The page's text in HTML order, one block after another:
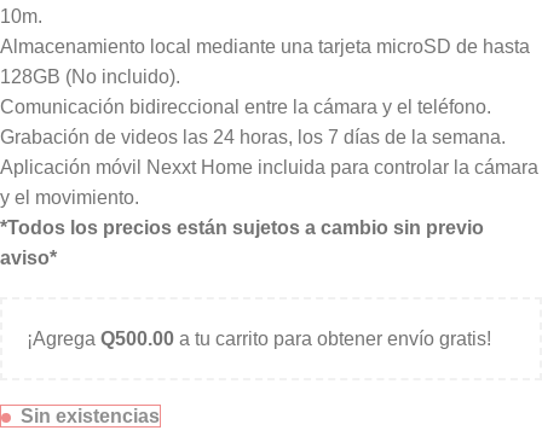
10m.
Almacenamiento local mediante una tarjeta microSD de hasta
128GB (No incluido).
Comunicación bidireccional entre la cámara y el teléfono.
Grabación de videos las 24 horas, los 7 días de la semana.
Aplicación móvil Nexxt Home incluida para controlar la cámara
y el movimiento.
*Todos los precios están sujetos a cambio sin previo
aviso*
¡Agrega Q500.00 a tu carrito para obtener envío gratis!
Sin existencias